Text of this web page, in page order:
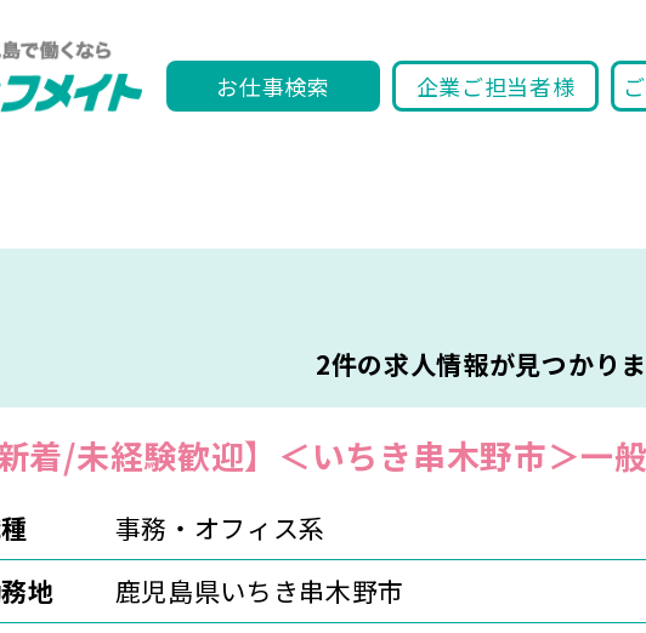
お仕事検索 企業ご担当者様
2件の求人情報が見つかりま
新着/未経験歓迎】＜いちき串木野市＞一
事務・オフィス系
地
鹿児島県いちき串木野市